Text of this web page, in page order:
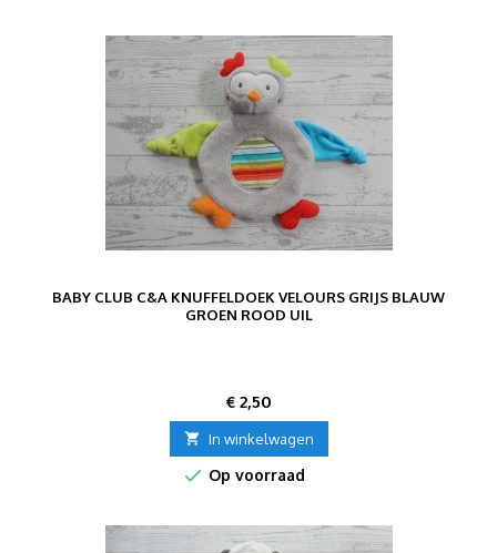
BABY CLUB C&A KNUFFELDOEK VELOURS GRIJS BLAUW
GROEN ROOD UIL
Prijs
€ 2,50
 In winkelwagen
 Op voorraad